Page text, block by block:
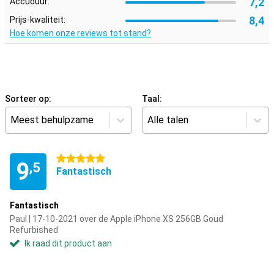
Prijs-kwaliteit: 8,4
Hoe komen onze reviews tot stand?
Sorteer op:
Meest behulpzame
Taal:
Alle talen
9,5
5 sterren
Fantastisch
Fantastisch
Paul | 17-10-2021 over de Apple iPhone XS 256GB Goud
Refurbished
Ik raad dit product aan